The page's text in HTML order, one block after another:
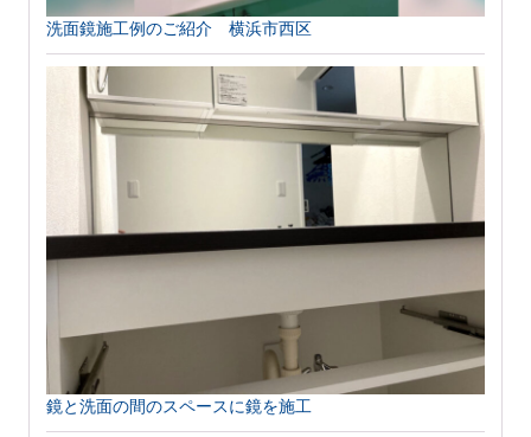
洗面鏡施工例のご紹介 横浜市西区
鏡と洗面の間のスペースに鏡を施工